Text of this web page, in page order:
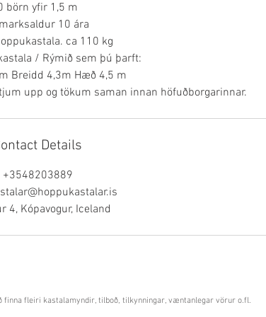
börn yfir 1,5 m
10 ára
ca 110 kg
/ Rýmið sem þú þarft:
Breidd 4,3m Hæð 4,5 m
upp og tökum saman innan höfuðborgarinnar.
Details
+3548203889
4, Kópavogur, Iceland
finna fleiri kastalamyndir, tilboð, tilkynningar, væntanlegar vörur o.fl.